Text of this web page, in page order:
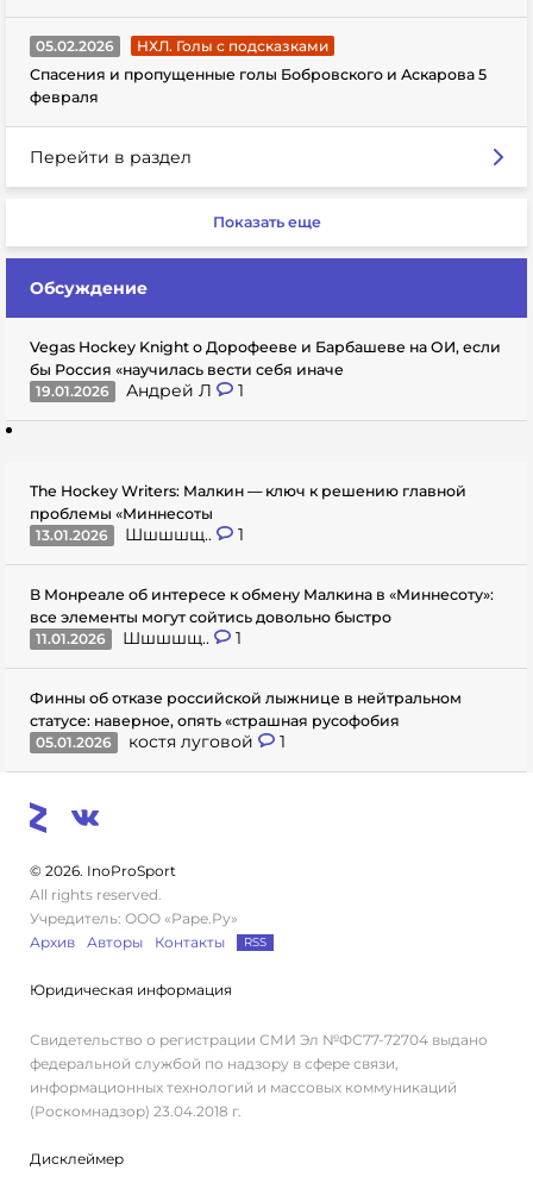
05.02.2026
НХЛ. Голы с подсказками
Спасения и пропущенные голы Бобровского и Аскарова 5
февраля
Перейти в раздел
Показать еще
Обсуждение
Vegas Hockey Knight о Дорофееве и Барбашеве на ОИ, если
бы Россия «научилась вести себя иначе
19.01.2026
Андрей Л 1
The Hockey Writers: Малкин — ключ к решению главной
проблемы «Миннесоты
13.01.2026
Шшшшщ.. 1
В Монреале об интересе к обмену Малкина в «Миннесоту»:
все элементы могут сойтись довольно быстро
11.01.2026
Шшшшщ.. 1
Финны об отказе российской лыжнице в нейтральном
статусе: наверное, опять «страшная русофобия
05.01.2026
костя луговой 1
© 2026. InoProSport
All rights reserved.
Учредитель: ООО «Раре.Ру»
Архив
Авторы Контакты RSS
Юридическая информация
Свидетельство о регистрации СМИ Эл №ФС77-72704 выдано
федеральной службой по надзору в сфере связи,
информационных технологий и массовых коммуникаций
(Роскомнадзор) 23.04.2018 г.
Дисклеймер